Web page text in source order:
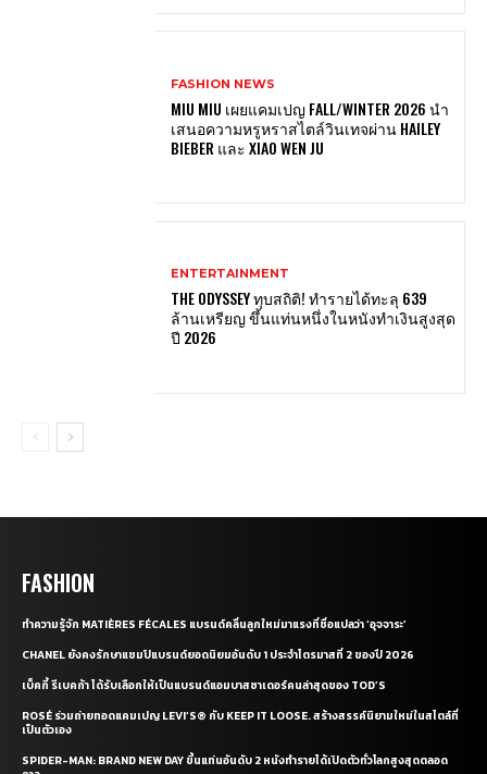
FASHION NEWS
MIU MIU เผยแคมเปญ FALL/WINTER 2026 นำ
เสนอความหรูหราสไตล์วินเทจผ่าน HAILEY
BIEBER และ XIAO WEN JU
ENTERTAINMENT
THE ODYSSEY ทุบสถิติ! ทำรายได้ทะลุ 639
ล้านเหรียญ ขึ้นแท่นหนึ่งในหนังทำเงินสูงสุด
ปี 2026
FASHION
ทำความรู้จัก MATIÈRES FÉCALES แบรนด์คลื่นลูกใหม่มาแรงที่ชื่อแปลว่า ‘อุจจาระ’
CHANEL ยังคงรักษาแชมป์แบรนด์ยอดนิยมอันดับ 1 ประจำไตรมาสที่ 2 ของปี 2026
เบ็คกี้ รีเบคก้า ได้รับเลือกให้เป็นแบรนด์แอมบาสซาเดอร์คนล่าสุดของ TOD’S
ROSÉ ร่วมถ่ายทอดแคมเปญ LEVI’S® กับ KEEP IT LOOSE. สร้างสรรค์นิยามใหม่ในสไตล์ที่
เป็นตัวเอง
SPIDER-MAN: BRAND NEW DAY ขึ้นแท่นอันดับ 2 หนังทำรายได้เปิดตัวทั่วโลกสูงสุดตลอด